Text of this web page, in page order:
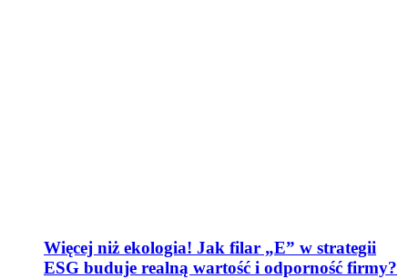
Więcej niż ekologia! Jak filar „E” w strategii
ESG buduje realną wartość i odporność firmy?